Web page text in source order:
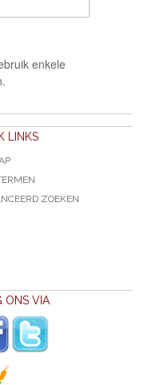
enkele
LINKS
ZOEKEN
ONS VIA